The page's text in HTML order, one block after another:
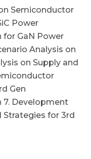
Semiconductor
Power
for GaN Power
Analysis on
on Supply and
Gen
7. Development
Strategies for 3rd